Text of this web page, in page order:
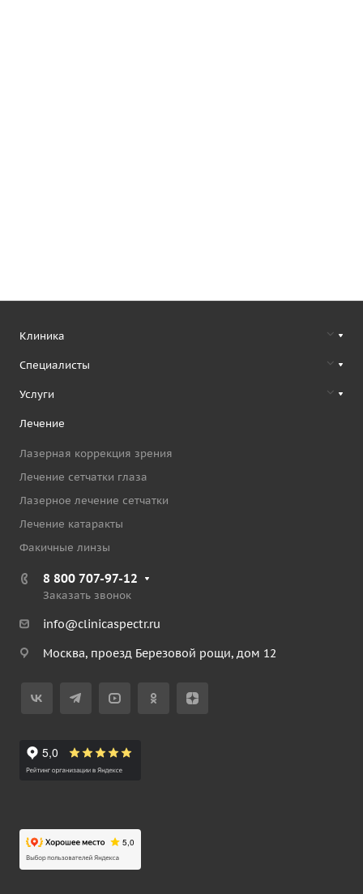
Клиника
Специалисты
Услуги
Лечение
Лазерная коррекция зрения
Лечение сетчатки глаза
Лазерное лечение сетчатки
Лечение катаракты
Факичные линзы
8 800 707-97-12
Заказать звонок
info@clinicaspectr.ru
Москва, проезд Березовой рощи, дом 12